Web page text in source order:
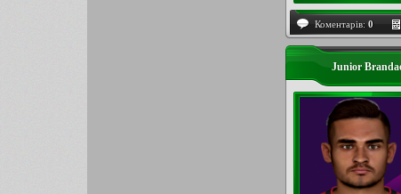
Коментарів: 0
Junior